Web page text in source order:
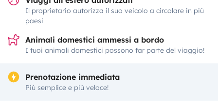
Il proprietario autorizza il suo veicolo a circolare in più
paesi
Animali domestici ammessi a bordo
I tuoi animali domestici possono far parte del viaggio!
Prenotazione immediata
Più semplice e più veloce!